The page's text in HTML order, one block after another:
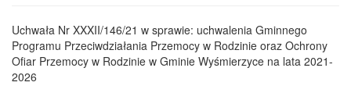
Uchwała Nr XXXII/146/21 w sprawie: uchwalenia Gminnego
Programu Przeciwdziałania Przemocy w Rodzinie oraz Ochrony
Ofiar Przemocy w Rodzinie w Gminie Wyśmierzyce na lata 2021-
2026